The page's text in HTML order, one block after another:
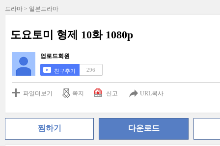
드라마 > 일본드라마
도요토미 형제 10화 1080p
업로드회원
친구추가 296
파일더보기 쪽지 신고 URL복사
찜하기 다운로드